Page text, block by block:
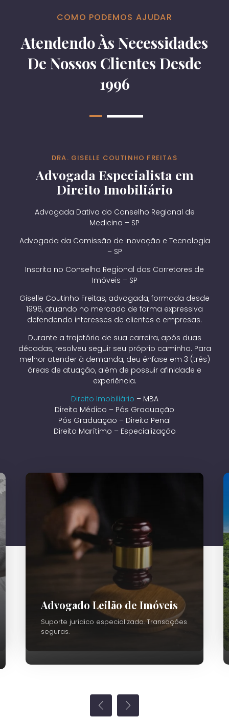
COMO PODEMOS AJUDAR
Atendendo Às Necessidades
De Nossos Clientes Desde
1996
DRA. GISELLE COUTINHO FREITAS
Advogada Especialista em
Direito Imobiliário
Advogada Dativa do Conselho Regional de
Medicina – SP
Advogada da Comissão de Inovação e Tecnologia
– SP
Inscrita no Conselho Regional dos Corretores de
Imóveis – SP
Giselle Coutinho Freitas, advogada, formada desde
1996, atuando no mercado de forma expressiva
defendendo interesses de clientes e empresas.
Durante a trajetória de sua carreira, após duas
décadas, resolveu seguir seu próprio caminho. Para
melhor atender à demanda, deu ênfase em 3 (três)
áreas de atuação, além de possuir afinidade e
experiência.
Direito Imobiliário – MBA
Direito Médico – Pós Graduação
Pós Graduação – Direito Penal
Direito Marítimo – Especialização
Advogado Leilão de Imóveis
Suporte jurídico especializado. Transações
seguras.